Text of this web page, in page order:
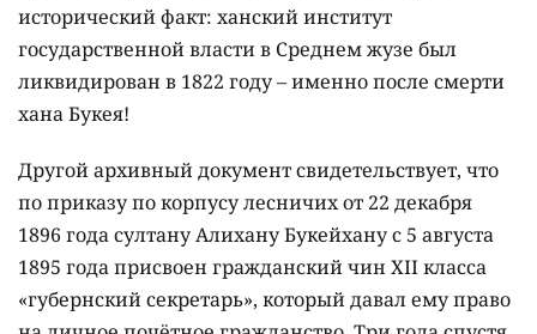
исторический факт: ханский институт
государственной власти в Среднем жузе был
ликвидирован в 1822 году – именно после смерти
хана Букея!
Другой архивный документ свидетельствует, что
по приказу по корпусу лесничих от 22 декабря
1896 года султану Алихану Букейхану с 5 августа
1895 года присвоен гражданский чин ХІІ класса
«губернский секретарь», который давал ему право